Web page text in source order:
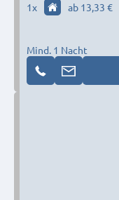
1x ab 13,33 €
Mind. 1 Nacht